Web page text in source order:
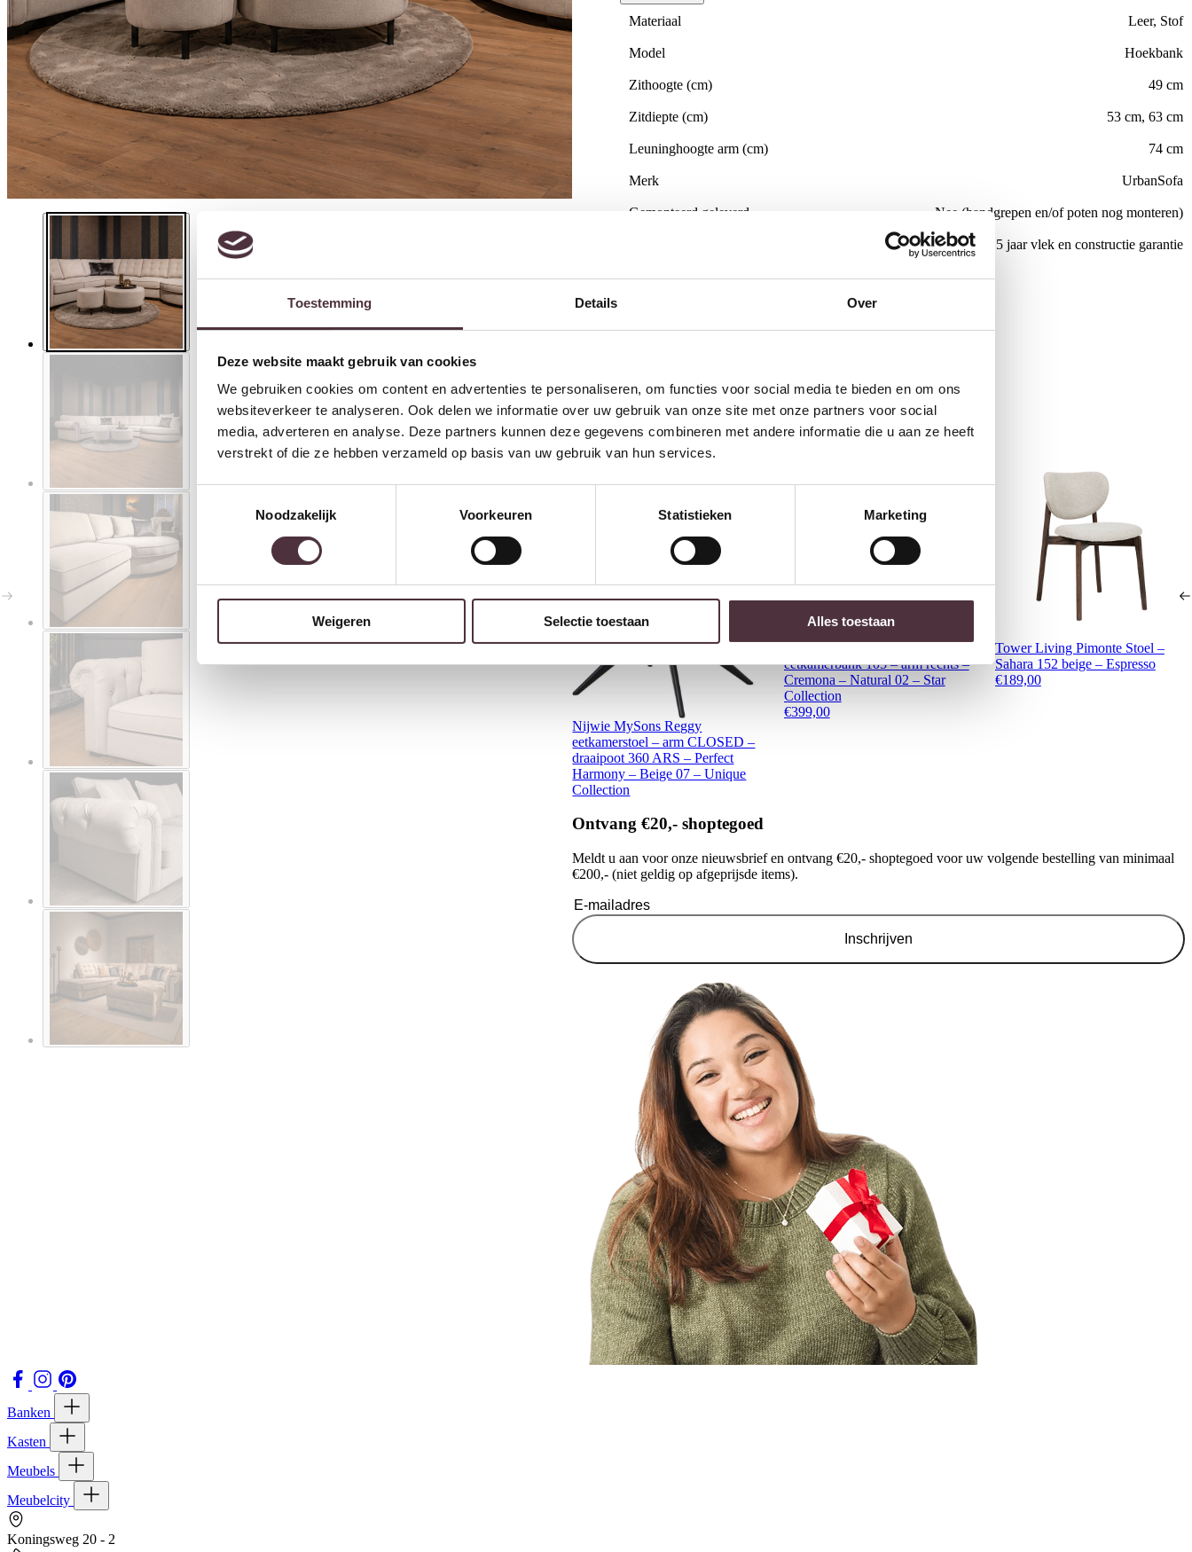
Toestemming Details Over
Deze website maakt gebruik van cookies
We gebruiken cookies om content en advertenties te personaliseren, om functies voor social media te bieden en om ons
websiteverkeer te analyseren. Ook delen we informatie over uw gebruik van onze site met onze partners voor social
media, adverteren en analyse. Deze partners kunnen deze gegevens combineren met andere informatie die u aan ze heeft
verstrekt of die ze hebben verzameld op basis van uw gebruik van hun services.
Noodzakelijk
Voorkeuren Statistieken Marketing
Weigeren Selectie toestaan Alles toestaan
Materiaal Leer, Stof
Model Hoekbank
Zithoogte (cm) 49 cm
Zitdiepte (cm) 53 cm, 63 cm
Leuninghoogte arm (cm) 74 cm
Merk UrbanSofa
Gemonteerd geleverd Nee (handgrepen en/of poten nog monteren)
All in house Just enjoy 5 jaar vlek en constructie garantie
thuis bezorgd boven de €100,-
Interessant voor jou
Nijwie MySons Reggy
eetkamerstoel – arm CLOSED –
draaipoot 360 ARS – Perfect
Harmony – Beige 07 – Unique
Collection
eetkamerbank 105 – arm rechts –
Cremona – Natural 02 – Star
Collection
€399,00
Tower Living Pimonte Stoel –
Sahara 152 beige – Espresso
€189,00
Ontvang €20,- shoptegoed
Meldt u aan voor onze nieuwsbrief en ontvang €20,- shoptegoed voor uw volgende bestelling van minimaal
€200,- (niet geldig op afgeprijsde items).
Inschrijven
Banken
Kasten
Meubels
Meubelcity
Koningsweg 20 - 2